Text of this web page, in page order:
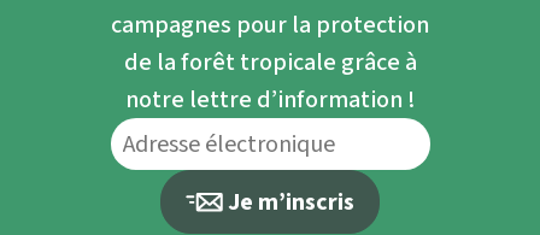
campagnes pour la protection
de la forêt tropicale grâce à
notre lettre d’information !
Je m’inscris